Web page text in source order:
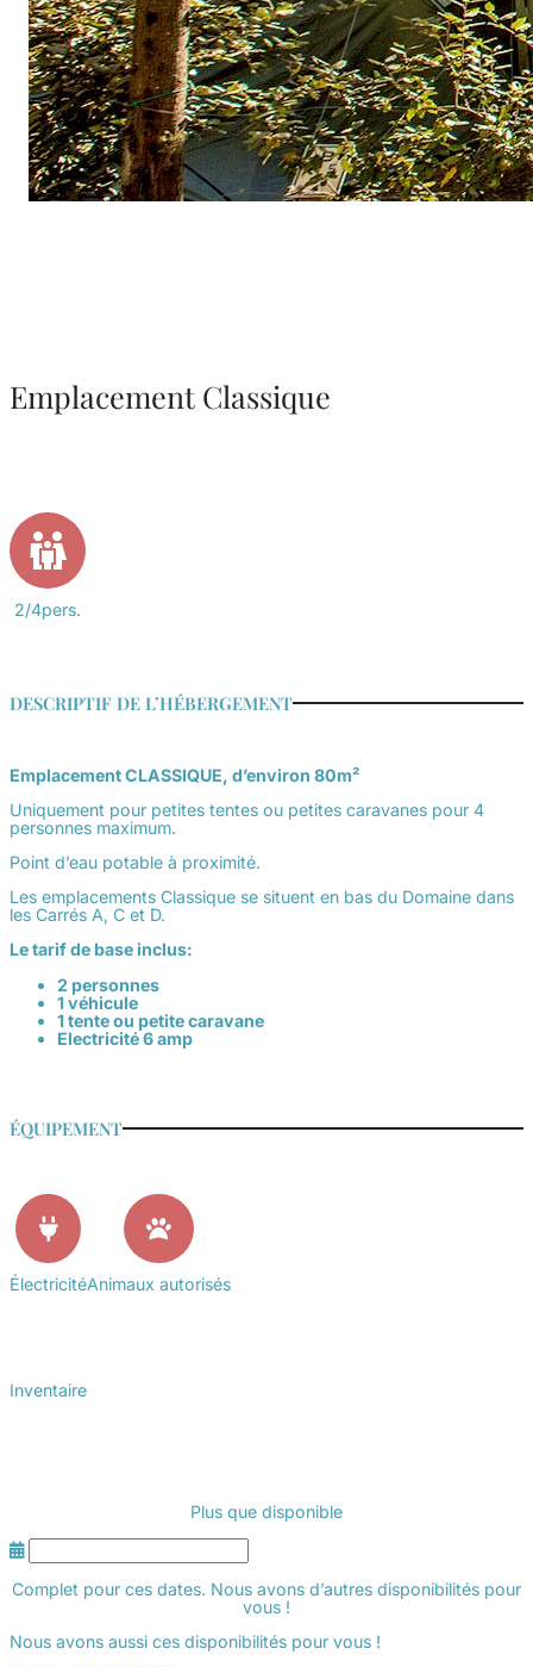
Emplacement Classique
2/4pers.
DESCRIPTIF DE L’HÉBERGEMENT
Emplacement CLASSIQUE, d’environ 80m²
Uniquement pour petites tentes ou petites caravanes pour 4
personnes maximum.
Point d’eau potable à proximité.
Les emplacements Classique se situent en bas du Domaine dans
les Carrés A, C et D.
Le tarif de base inclus:
2 personnes
1 véhicule
1 tente ou petite caravane
Electricité 6 amp
ÉQUIPEMENT
ÉlectricitéAnimaux autorisés
Inventaire
Plus que disponible
Complet pour ces dates. Nous avons d’autres disponibilités pour
vous !
Nous avons aussi ces disponibilités pour vous !